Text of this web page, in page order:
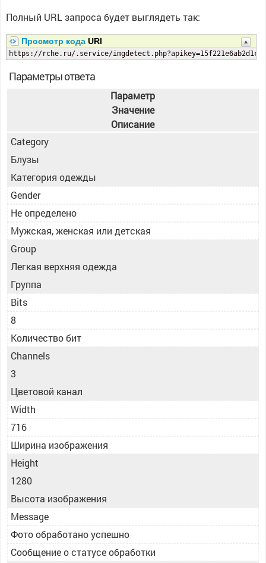
Полный URL запроса будет выглядеть так:
Просмотр кодаURI
https://rche.ru/.service/
Параметры ответа
Параметр
Значение
Описание
Category
Блузы
Категория одежды
Gender
Не определено
Мужская, женская или детская
Group
Легкая верхняя одежда
Группа
Bits
8
Количество бит
Channels
3
Цветовой канал
Width
716
Ширина изображения
Height
1280
Высота изображения
Message
Фото обработано успешно
Сообщение о статусе обработки